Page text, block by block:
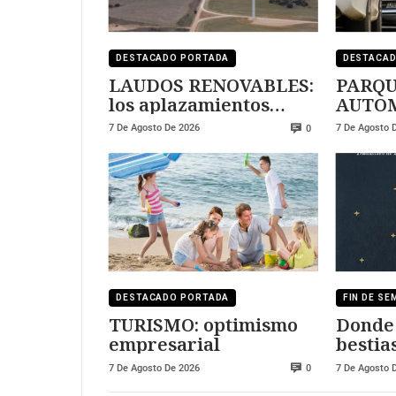
DESTACADO PORTADA
LAUDOS RENOVABLES:
los aplazamientos
pueden multiplicar la
7 De Agosto De 2026 0 7 De Agosto
DESTACADO PORTADA
TURISMO: optimismo
empresarial
7 De Agosto De 2026 0
FIN DE
7 De Agosto